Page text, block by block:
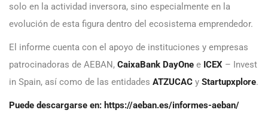
solo en la actividad inversora, sino especialmente en la
evolución de esta figura dentro del ecosistema emprendedor.
El informe cuenta con el apoyo de instituciones y empresas
patrocinadoras de AEBAN, CaixaBank DayOne e ICEX – Invest
in Spain, así como de las entidades ATZUCAC y Startupxplore.
Puede descargarse en: https://aeban.es/informes-aeban/